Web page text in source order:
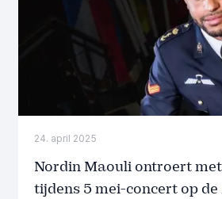
24. april 2025
Nordin Maouli ontroert
tijdens 5 mei-concert op